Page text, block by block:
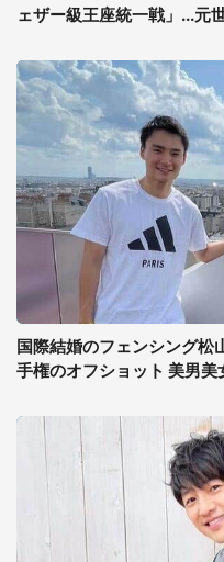
ェザー級王座統一戦」...元
国際結婚のフェンシング松
手権のオフショット 美男